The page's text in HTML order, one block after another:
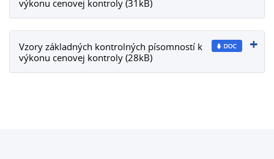
výkonu cenovej kontroly (31kB)
Vzory základných kontrolných písomností k
výkonu cenovej kontroly (28kB)